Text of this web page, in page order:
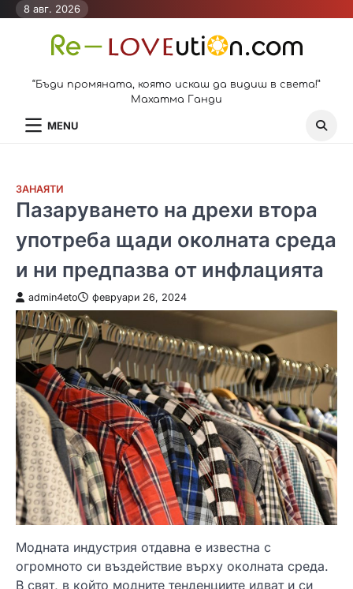
Skip8 авг. 2026
“Бъди промяната, която искаш да видиш в света!”
Махатма Ганди
MENU
ЗАНАЯТИ
Пазаруването на дрехи втора
употреба щади околната среда
и ни предпазва от инфлацията
admin4eto февруари 26, 2024
Модната индустрия отдавна е известна с
огромното си въздействие върху околната среда.
В свят, в който модните тенденциите идват и си